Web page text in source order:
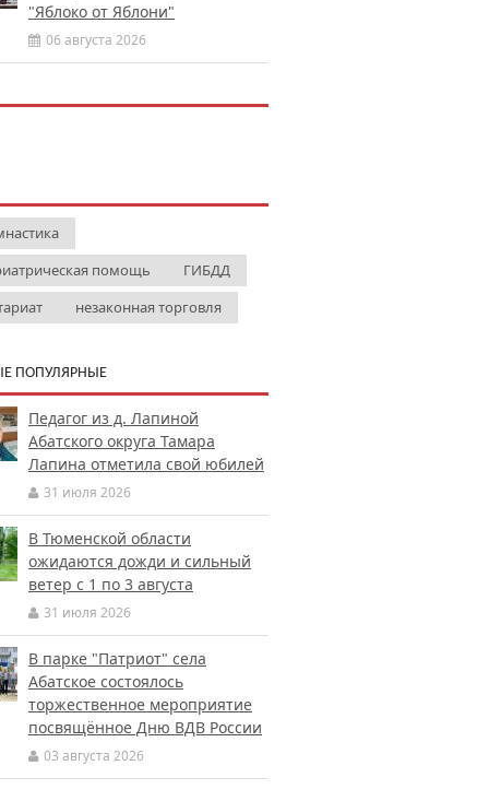
"Яблоко от Яблони"
06 августа 2026
помощь
ГИБДД
незаконная торговля
ПОПУЛЯРНЫЕ
Педагог из д. Лапиной
Абатского округа Тамара
Лапина отметила свой юбилей
31 июля 2026
В Тюменской области
ожидаются дожди и сильный
ветер с 1 по 3 августа
31 июля 2026
В парке "Патриот" села
Абатское состоялось
торжественное мероприятие
посвящённое Дню ВДВ России
03 августа 2026